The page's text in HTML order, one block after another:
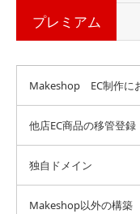
プレミアム
Makeshop EC制作に
他店EC商品の移管登録
独自ドメイン
Makeshop以外の構築